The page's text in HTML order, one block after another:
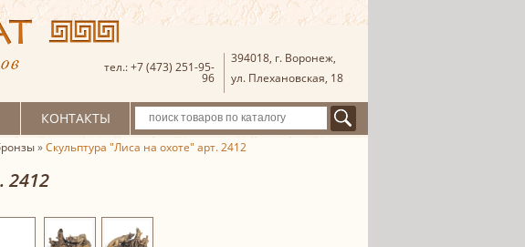
тел.:+7 (473) 251-95-
96
394018, г. Воронеж,
ул. Плехановская, 18
КОНТАКТЫ
»Скульптура "Лиса на охоте" арт. 2412
2412